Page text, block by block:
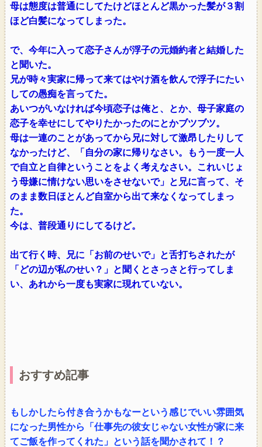
母は態度は普通にしてたけどほとんど黒かった髪が３割
ほど白髪になってしまった。
で、今年に入って恋子さんが浮子の元婚約者と結婚した
と聞いた。
兄が時々実家に帰って来てはやけ酒を飲んで浮子にたい
しての愚痴を言ってた。
あいつがいなければ今頃恋子は俺と、とか、母子家庭の
恋子を幸せにしてやりたかったのにとかブツブツ。
母は一連のことがあってから兄に対して激昂したりして
なかったけど、「自分の家に帰りなさい。もう一度一人
で自立と自律ということをよく考えなさい。これいじょ
う母嫌に情けない思いをさせないで」と兄に言って、そ
のまま数日ほとんど自室から出て来なくなってしまっ
た。
今は、普段通りにしてるけど。
出て行く時、兄に「お前のせいで」と舌打ちされたが
「どの辺が私のせい？」と聞くとさっさと行ってしま
い、あれから一度も実家に現れていない。
おすすめ記事
もしかしたら付き合うかもなーという感じでいい雰囲気
になった男性から「仕事先の彼女じゃない女性が家に来
てご飯を作ってくれた」という話を聞かされて！？